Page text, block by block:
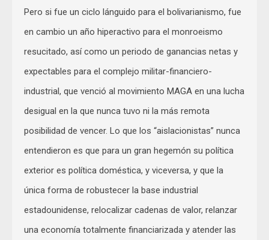
Pero si fue un ciclo lánguido para el bolivarianismo, fue
en cambio un año hiperactivo para el monroeismo
resucitado, así como un periodo de ganancias netas y
expectables para el complejo militar-financiero-
industrial, que venció al movimiento MAGA en una lucha
desigual en la que nunca tuvo ni la más remota
posibilidad de vencer. Lo que los “aislacionistas” nunca
entendieron es que para un gran hegemón su política
exterior es política doméstica, y viceversa, y que la
única forma de robustecer la base industrial
estadounidense, relocalizar cadenas de valor, relanzar
una economía totalmente financiarizada y atender las